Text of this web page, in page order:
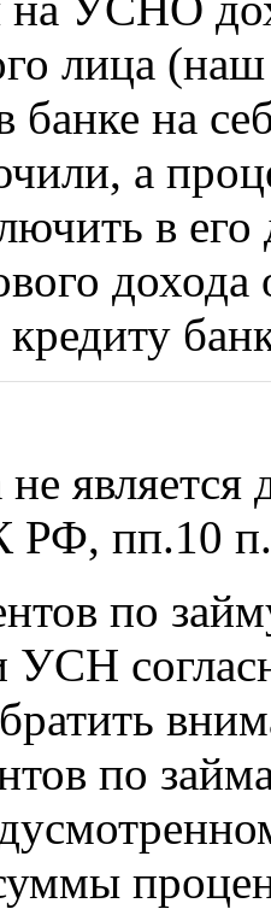
лица
банке на
а
в
РФ, пп.10
по
УСН
по